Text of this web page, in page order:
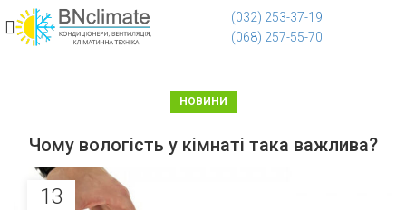
(032) 253-37-19
(068) 257-55-70
НОВИНИ
Чому вологість у кімнаті така важлива?
13